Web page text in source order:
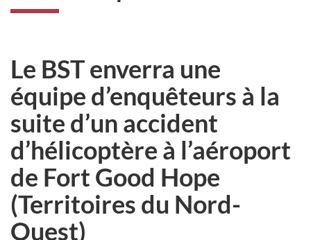
Le BST enverra une
équipe d’enquêteurs à la
suite d’un accident
d’hélicoptère à l’aéroport
de Fort Good Hope
(Territoires du Nord-
Ouest)